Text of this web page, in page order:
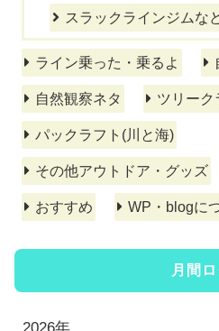
スラックラインジムな
ライン乗った・乗るよ
自然観察ネタ ツリーク
パックラフト(川と海)
その他アウトドア・グッズ
おすすめ WP・blogに
月間
2026年